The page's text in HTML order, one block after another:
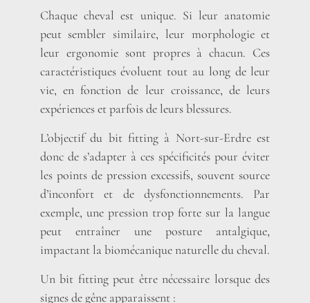
Chaque cheval est unique. Si leur anatomie
peut sembler similaire, leur morphologie et
leur ergonomie sont propres à chacun. Ces
caractéristiques évoluent tout au long de leur
vie, en fonction de leur croissance, de leurs
expériences et parfois de leurs blessures.
L’objectif du bit fitting à Nort-sur-Erdre est
donc de s’adapter à ces spécificités pour éviter
les points de pression excessifs, souvent source
d’inconfort et de dysfonctionnements. Par
exemple, une pression trop forte sur la langue
peut entraîner une posture antalgique,
impactant la biomécanique naturelle du cheval.
Un bit fitting peut être nécessaire lorsque des
signes de gêne apparaissent :